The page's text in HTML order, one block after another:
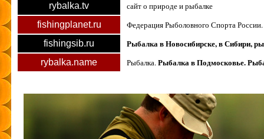
rybalka.tv сайт о природе и рыбалке
fishingplanet.ru Федерация Рыболовного Спорта России.
fishingsib.ru Рыбалка в Новосибирске, в Сибири,
rybalka.name Рыбалка.Рыбалка в Подмосковье.